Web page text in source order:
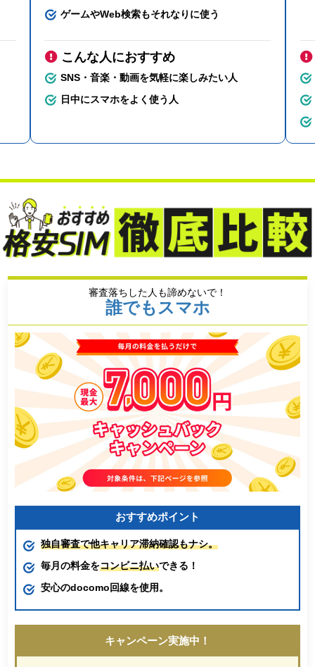
ゲームやWeb検索もそれなりに使う
こんな人におすすめ
SNS・音楽・動画を気軽に楽しみたい人
日中にスマホをよく使う人
審査落ちした人も諦めないで！
誰でもスマホ
おすすめポイント
独自審査で他キャリア滞納確認もナシ。
毎月の料金をコンビニ払いできる！
安心のdocomo回線を使用。
キャンペーン実施中！